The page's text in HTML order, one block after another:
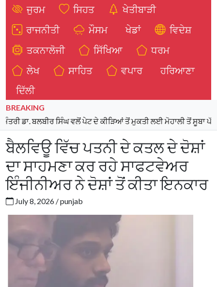
ਜੁਰਮ
ਸਿਹਤ
ਖੇਤੀਬਾੜੀ
ਰਾਜਨੀਤੀ
ਮੌਸਮ ਖੇਡਾਂ
ਵਿਦੇਸ਼
ਤਕਨਾਲੋਜੀ
ਸਿੱਖਿਆ
ਧਰਮ
ਲੇਖ
ਸਾਹਿਤ ਵਪਾਰ
ਹਰਿਆਣਾ
ਦਿੱਲੀ
BREAKING
ਸਿੰਘ ਵਲੋਂ ਪੇਟ ਦੇ ਕੀੜਿਆਂ ਤੋਂ ਮੁਕਤੀ ਲਈ ਮੋਹਾਲੀ ਤੋਂ ਸੂਬਾ ਪੱਧਰੀ ਮੁਹਿੰਮ
ਬੈਲਵਿਊ ਵਿੱਚ ਪਤਨੀ ਦੇ ਕਤਲ ਦੇ ਦੋਸ਼ਾਂ
ਦਾ ਸਾਹਮਣਾ ਕਰ ਰਹੇ ਸਾਫਟਵੇਅਰ
ਇੰਜੀਨੀਅਰ ਨੇ ਦੋਸ਼ਾਂ ਤੋਂ ਕੀਤਾ ਇਨਕਾਰ
July 8, 2026 / punjab